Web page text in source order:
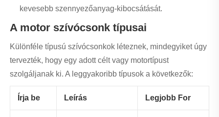
kevesebb szennyezőanyag-kibocsátását.
A motor szívócsonk típusai
Különféle típusú szívócsonkok léteznek, mindegyiket úgy
tervezték, hogy egy adott célt vagy motortípust
szolgáljanak ki. A leggyakoribb típusok a következők:
Írja be Leírás Legjobb For